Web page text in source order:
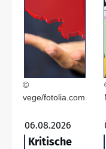
©
vege/fotolia.com
06.08.2026
Kritische